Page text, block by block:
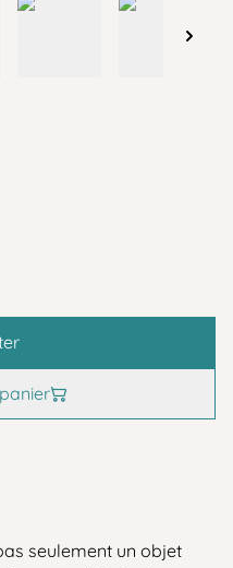
seulement un objet